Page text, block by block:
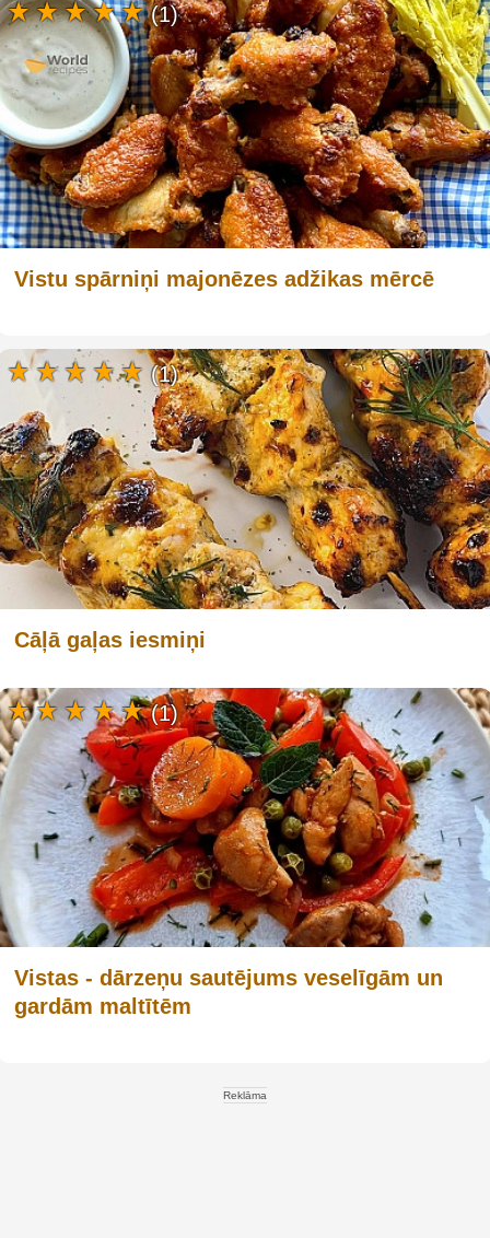
Vistu spārniņi majonēzes adžikas mērcē
(1)
Cāļā gaļas iesmiņi
(1)
Vistas - dārzeņu sautējums veselīgām un
gardām maltītēm
(1)
Reklāma